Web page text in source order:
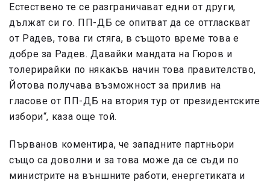
Естествено те се разграничават едни от други,
дължат си го. ПП-ДБ се опитват да се оттласкват
от Радев, това ги стяга, в същото време това е
добре за Радев. Давайки мандата на Гюров и
толерирайки по някакъв начин това правителство,
Йотова получава възможност за прилив на
гласове от ПП-ДБ на втория тур от президентските
избори“, каза още той.
Първанов коментира, че западните партньори
също са доволни и за това може да се съди по
министрите на външните работи, енергетиката и